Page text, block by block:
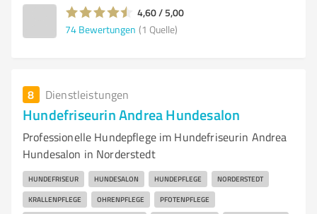
4,60 / 5,00
74 Bewertungen (1 Quelle)
8 Dienstleistungen
Hundefriseurin Andrea Hundesalon
Professionelle Hundepflege im Hundefriseurin Andrea
Hundesalon in Norderstedt
HUNDEFRISEUR HUNDESALON HUNDEPFLEGE NORDERSTEDT
KRALLENPFLEGE OHRENPFLEGE PFOTENPFLEGE